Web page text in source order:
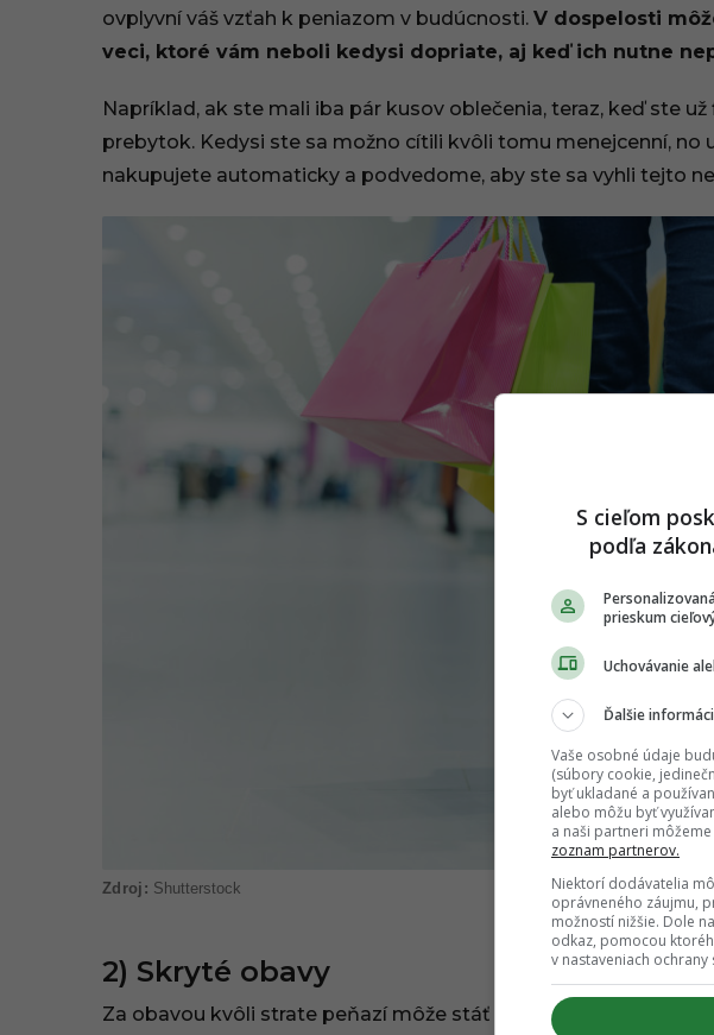
ovplyvní váš vzťah k peniazom v budúcnosti. V dospelosti
veci, ktoré vám neboli kedysi dopriate, aj keď ich nutne
Napríklad, ak ste mali iba pár kusov oblečenia, teraz, keď ste
prebytok. Kedysi ste sa možno cítili kvôli tomu menejcenní, no
nakupujete automaticky a podvedome, aby ste sa vyhli tejto
Shutterstock
2) Skryté obavy
Za obavou kvôli strate peňazí môže stáť niečo úplne iné ako
S cieľom
podľa
prieskum
Uchovávanie
Ďalšie
Vaše osobné údaje
(súbory cookie,
byť ukladané a
alebo môžu byť
a naši partneri
zoznam partnerov.
Niektorí dodávatelia
oprávneného záujmu,
možností nižšie. Dole
odkaz, pomocou
v nastaveniach